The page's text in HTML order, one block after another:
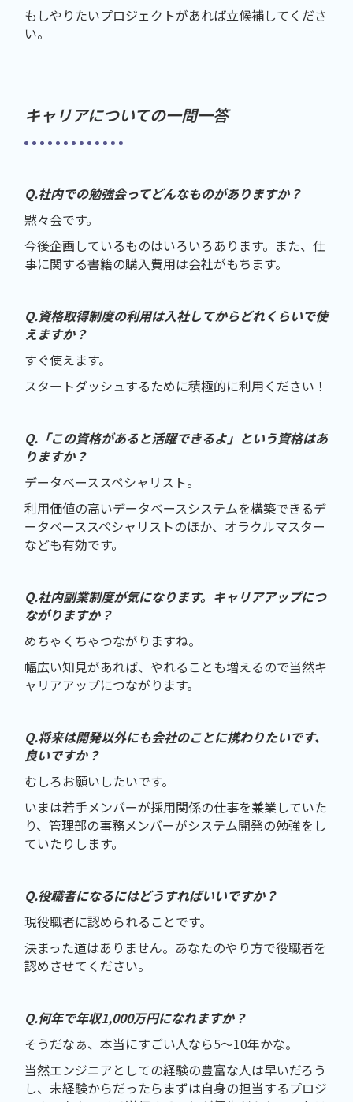
もしやりたいプロジェクトがあれば立候補してくださ
い。
キャリアについての一問一答
Q.社内での勉強会ってどんなものがありますか？
黙々会です。
今後企画しているものはいろいろあります。また、仕
事に関する書籍の購入費用は会社がもちます。
Q.資格取得制度の利用は入社してからどれくらいで使
えますか？
すぐ使えます。
スタートダッシュするために積極的に利用ください！
Q.「この資格があると活躍できるよ」という資格はあ
りますか？
データベーススペシャリスト。
利用価値の高いデータベースシステムを構築できるデ
ータベーススペシャリストのほか、オラクルマスター
なども有効です。
Q.社内副業制度が気になります。キャリアアップにつ
ながりますか？
めちゃくちゃつながりますね。
幅広い知見があれば、やれることも増えるので当然キ
ャリアアップにつながります。
Q.将来は開発以外にも会社のことに携わりたいです、
良いですか？
むしろお願いしたいです。
いまは若手メンバーが採用関係の仕事を兼業していた
り、管理部の事務メンバーがシステム開発の勉強をし
ていたりします。
Q.役職者になるにはどうすればいいですか？
現役職者に認められることです。
決まった道はありません。あなたのやり方で役職者を
認めさせてください。
Q.何年で年収1,000万円になれますか？
そうだなぁ、本当にすごい人なら5～10年かな。
当然エンジニアとしての経験の豊富な人は早いだろう
し、未経験からだったらまずは自身の担当するプロジ